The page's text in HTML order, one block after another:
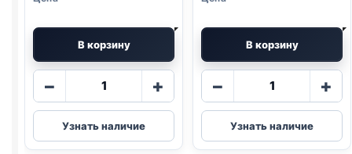
В корзину
−
Количество
Me-
O
крем-
+
Узнать наличие
В корзину
−
Количество
Me-
O
крем-
+
Узнать наличие